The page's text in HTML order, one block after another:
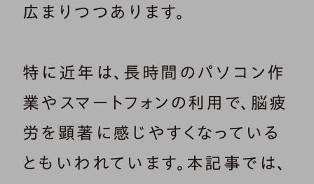
広まりつつあります。
特に近年は、長時間のパソコン作
業やスマートフォンの利用で、脳疲
労を顕著に感じやすくなっている
ともいわれています。本記事では、